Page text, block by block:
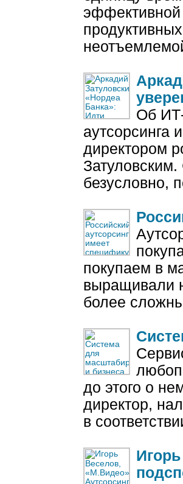
эффективной
Об ИТ-
аутсорсинга
директором
безусловно,
покупаем в
выращивали
более
до этого о
директор,
в